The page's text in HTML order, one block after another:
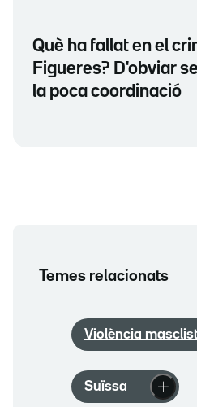
Què ha fallat en el
Figueres? D'obviar
la poca coordinació
Temes relacionats
Violència
Suïssa